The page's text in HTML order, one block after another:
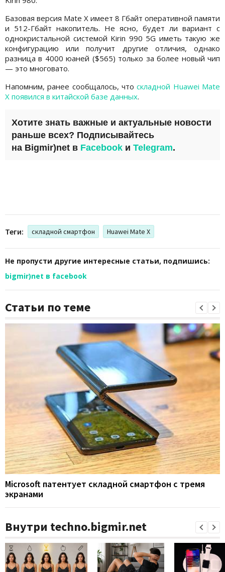
Базовая версия Mate X имеет 8 Гбайт оперативной памяти
и 512-Гбайт накопитель. Не ясно, будет ли вариант с
однокристальной системой Kirin 990 5G иметь такую ​​же
конфигурацию или получит другие отличия, однако
разница в 4000 юаней ($565) только за более новый чип
— это многовато.
Напомним, ранее сообщалось, чтоскладной Huawei Mate
X появился в китайской базе данных.
Хотите знать важные и актуальные новости
раньше всех? Подписывайтесь
на Bigmir)net в Facebook и Telegram.
Теги: складной смартфон Huawei Mate X
Не пропусти другие интересные статьи, подпишись:
bigmir)net в facebook
Статьи по теме
Microsoft патентует складной смартфон с тремя
экранами
Внутри techno.bigmir.net